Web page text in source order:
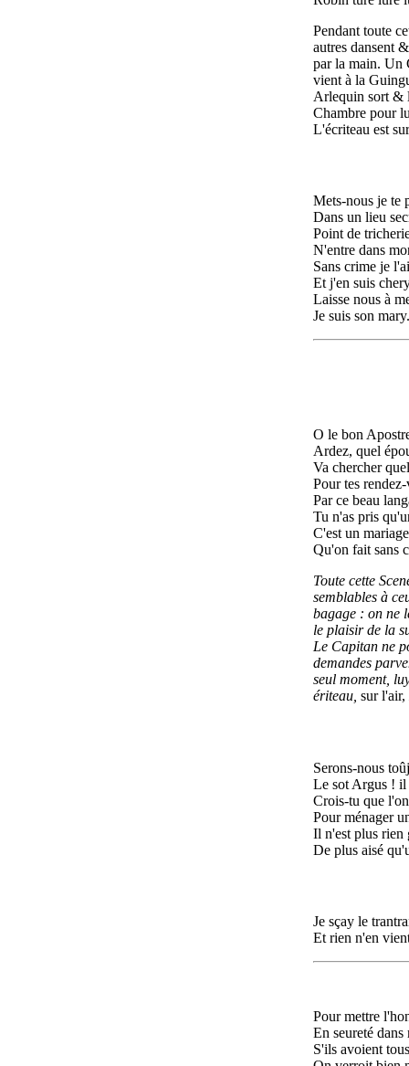
Pendant toute
autres dansent
par la main. Un
vient à la
Arlequin sort &
Chambre pour
L'écriteau est
Mets-nous je te
Dans un lieu
Point de
N'entre dans
Sans crime je
Et j'en suis
Laisse nous à
Je suis son mary.
O le bon
Ardez, quel
Va chercher
Pour tes
Par ce beau
Tu n'as pris
C'est un mariage
Qu'on fait sans
Toute cette
semblables à
bagage : on ne
le plaisir de la
Le Capitan ne
demandes
seul moment,
ériteau, sur l'air,
Serons-nous
Le sot Argus ! il
Crois-tu que
Pour ménager
Il n'est plus rien
De plus aisé
Je sçay le
Et rien n'en
Pour mettre
En seureté
S'ils avoient